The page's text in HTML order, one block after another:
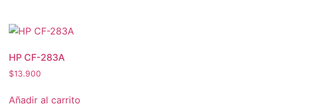
HP CF-283A
$13.900
Añadir al carrito